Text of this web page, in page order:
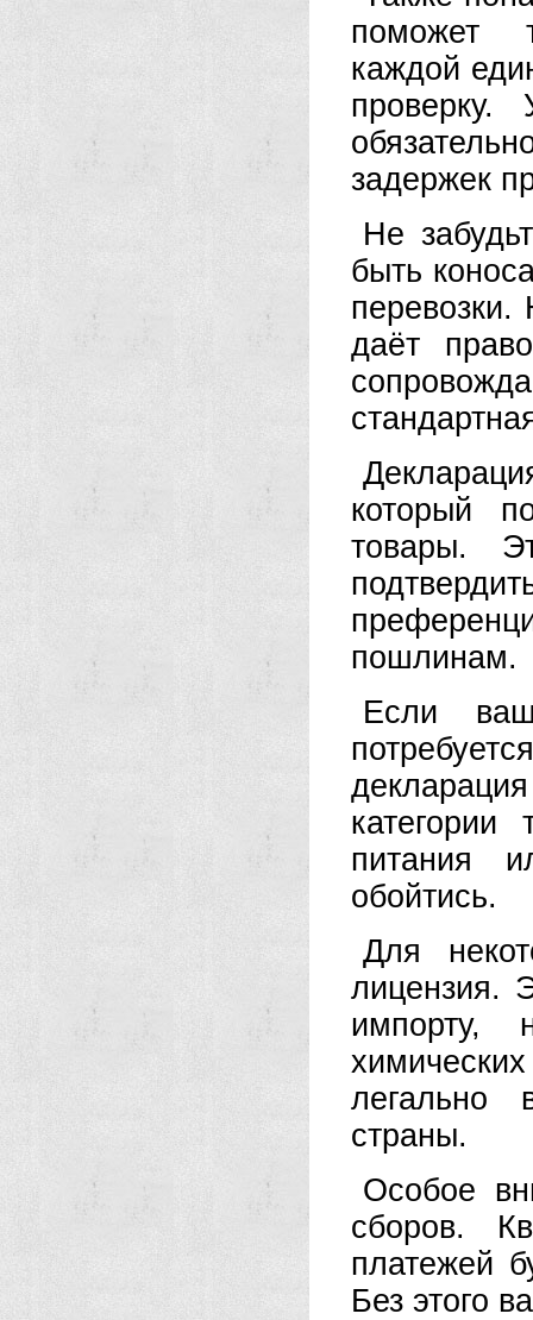
поможет
каждой
задержек
Не
быть
перевозки.
даёт
который
товары.
пошлинам.
Если
питания
обойтись.
Для
лицензия.
импорту,
легально
страны.
Особое
сборов.
платежей
Без этого